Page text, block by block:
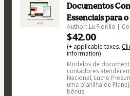
Documentos
Essenciais para
Author: Lu Fiorillo |
$42.00
(+ applicable taxes.
information)
Modelos de
contadores
Nacional, Lucro
uma planilha de
bônus.